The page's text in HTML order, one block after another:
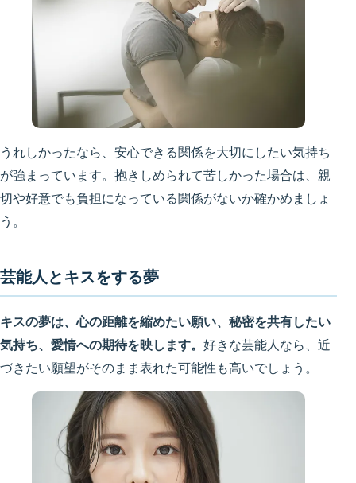
うれしかったなら、安心できる関係を大切にしたい気持ち
が強まっています。抱きしめられて苦しかった場合は、親
切や好意でも負担になっている関係がないか確かめましょ
う。
芸能人とキスをする夢
キスの夢は、心の距離を縮めたい願い、秘密を共有したい
気持ち、愛情への期待を映します。 好きな芸能人なら、近
づきたい願望がそのまま表れた可能性も高いでしょう。